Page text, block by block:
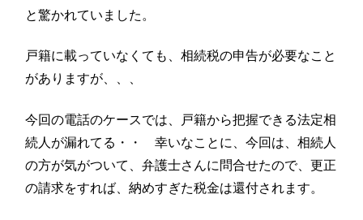
と驚かれていました。
戸籍に載っていなくても、相続税の申告が必要なこと
がありますが、、、
今回の電話のケースでは、戸籍から把握できる法定相
続人が漏れてる・・ 幸いなことに、今回は、相続人
の方が気がついて、弁護士さんに問合せたので、更正
の請求をすれば、納めすぎた税金は還付されます。